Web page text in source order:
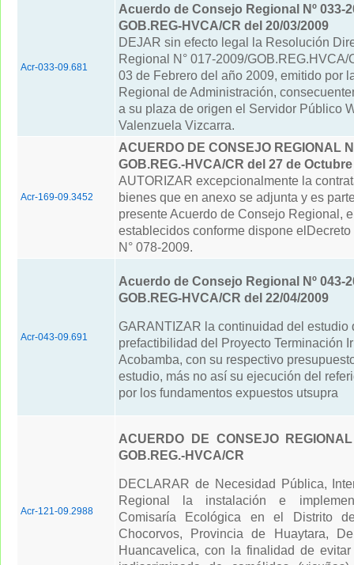
Acr-033-09.681
Acuerdo de Consejo Regional Nº 033-
GOB.REG-HVCA/CR del 20/03/2009
DEJAR sin efecto legal la Resolución
Regional N° 017-2009/GOB.REG.HVCA/
03 de Febrero del año 2009, emitido por
Regional de Administración,
a su plaza de origen el Servidor Público
Valenzuela Vizcarra.
Acr-169-09.3452
ACUERDO DE CONSEJO REGIONAL
GOB.REG.-HVCA/CR del 27 de
AUTORIZAR excepcionalmente la
bienes que en anexo se adjunta y es
presente Acuerdo de Consejo Regional,
establecidos conforme dispone
N° 078-2009.
Acr-043-09.691
Acuerdo de Consejo Regional Nº 043-
GOB.REG-HVCA/CR del 22/04/2009
GARANTIZAR la continuidad del estudio
prefactibilidad del Proyecto Terminación
Acobamba, con su respectivo
estudio, más no así su ejecución del
por los fundamentos expuestos utsupra
Acr-121-09.2988
ACUERDO DE CONSEJO
GOB.REG.-HVCA/CR
DECLARAR de Necesidad Pública,
Regional la instalación e
Comisaría Ecológica en el Distrito
Chocorvos, Provincia de Huaytara,
Huancavelica, con la finalidad de